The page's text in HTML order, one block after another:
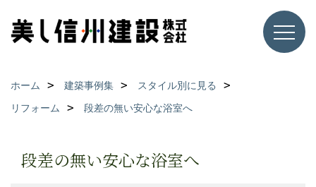
ホーム 建築事例集
スタイル別に見る
リフォーム
段差の無い安心な浴室へ
段差の無い安心な浴室へ